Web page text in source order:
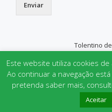
Enviar
Tolentino
MENU
Parallax One
Este website utiliza cookies
Ao continuar a navegação
pretenda saber mais,
Aceitar